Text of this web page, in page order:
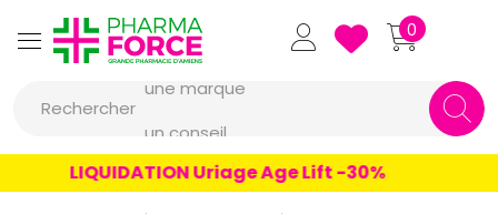
Pharmaforce Grande Pharmacie
0
Rechercher
une marque
un produit
une marque
LIQUIDATION Uriage Age Lift -30%